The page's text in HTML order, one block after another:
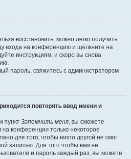
восстановить, можно легко получить
входа на конференцию и щёлкните на
инструкциям, и скоро вы снова
пароль, свяжитесь с администратором
повторять ввод имени и
пункт Запомнить меня, вы сможете
конференции только некоторое
для того, чтобы никто другой не смог
записью. Для того чтобы вам не
и пароль каждый раз, вы можете